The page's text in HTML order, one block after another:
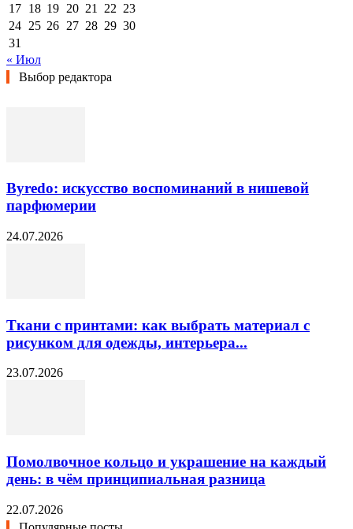
17 18 19 20 21 22 23
24 25 26 27 28 29 30
31
« Июл
Выбор редактора
Byredo: искусство воспоминаний в нишевой
парфюмерии
24.07.2026
Ткани с принтами: как выбрать материал с
рисунком для одежды, интерьера...
23.07.2026
Помолвочное кольцо и украшение на каждый
день: в чём принципиальная разница
22.07.2026